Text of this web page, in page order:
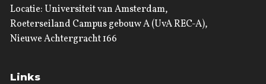
Locatie: Universiteit van Amsterdam,
Roeterseiland Campus gebouw A (UvA REC-A),
Nieuwe Achtergracht 166
Links